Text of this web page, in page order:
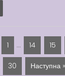
1 … 14 15
30 Наступна »